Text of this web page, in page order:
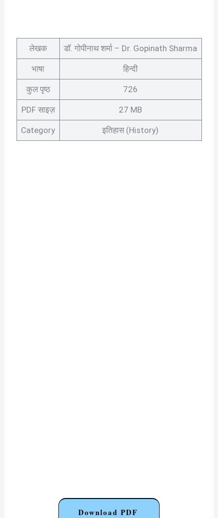
लेखक डॉ. गोपीनाथ शर्मा – Dr. Gopinath Sharma
भाषा हिन्दी
कुल पृष्ठ 726
PDF साइज़ 27 MB
Category इतिहास (History)
Download PDF